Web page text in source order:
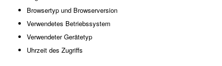
Browsertyp und Browserversion
Verwendetes Betriebssystem
Verwendeter Gerätetyp
Uhrzeit des Zugriffs